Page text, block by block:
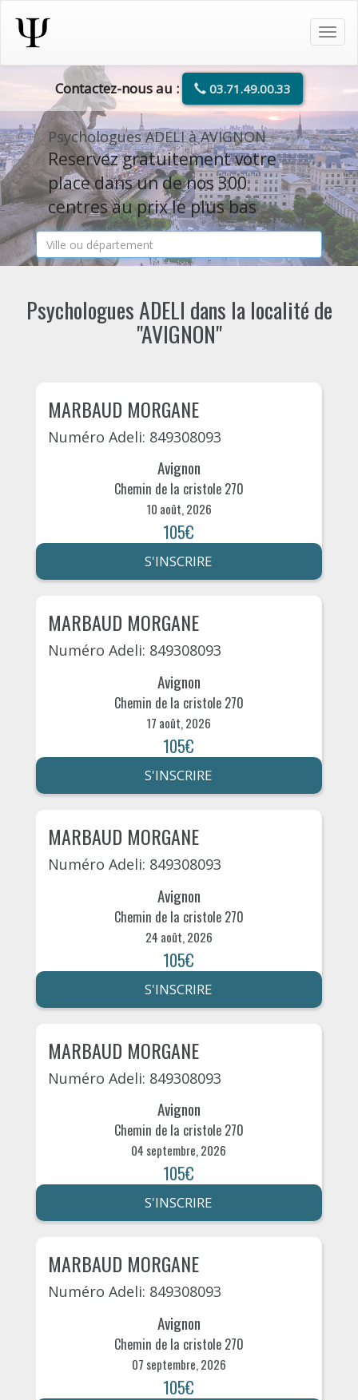
Contactez-nous au : 03.71.49.00.33
Psychologues ADELI à AVIGNON
Reservez gratuitement votre
place dans un de nos 300
centres au prix le plus bas
Psychologues ADELI dans la localité de
"AVIGNON"
MARBAUD MORGANE
Numéro Adeli: 849308093
Avignon
Chemin de la cristole 270
10 août, 2026
105€
S'INSCRIRE
MARBAUD MORGANE
Numéro Adeli: 849308093
Avignon
Chemin de la cristole 270
17 août, 2026
105€
S'INSCRIRE
MARBAUD MORGANE
Numéro Adeli: 849308093
Avignon
Chemin de la cristole 270
24 août, 2026
105€
S'INSCRIRE
MARBAUD MORGANE
Numéro Adeli: 849308093
Avignon
Chemin de la cristole 270
04 septembre, 2026
105€
S'INSCRIRE
MARBAUD MORGANE
Numéro Adeli: 849308093
Avignon
Chemin de la cristole 270
07 septembre, 2026
105€